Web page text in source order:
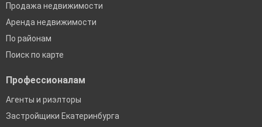
Продажа недвижимости
Аренда недвижимости
По районам
Поиск по карте
Профессионалам
Агенты и риэлторы
Застройщики Екатеринбурга